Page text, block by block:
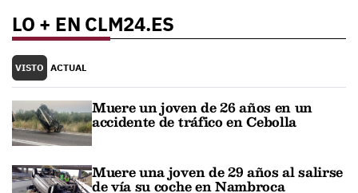
LO + EN CLM24.ES
VISTO ACTUAL
Muere un joven de 26 años en un
accidente de tráfico en Cebolla
Muere una joven de 29 años al salirse
de vía su coche en Nambroca